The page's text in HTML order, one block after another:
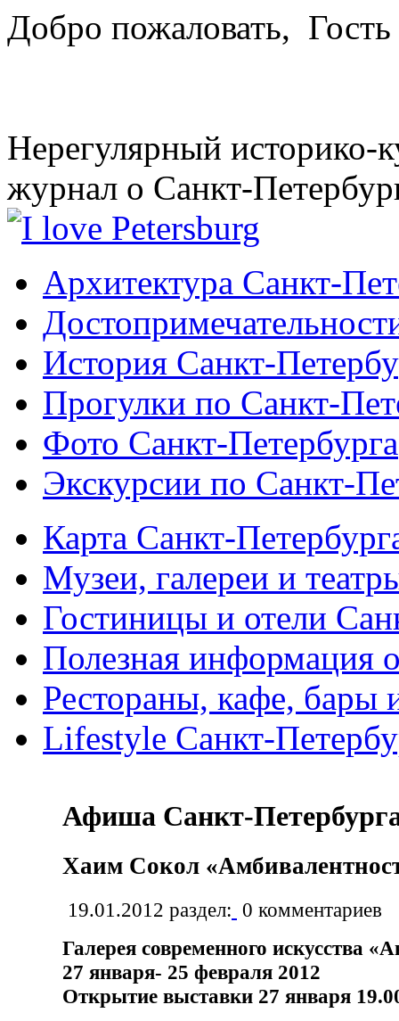
Добро пожаловать, Гость
Нерегулярный историко-
журнал о Санкт-
Архитектура Санкт-
История Санкт-
Прогулки по Санкт-
Фото Санкт-Петербурга
Экскурсии по Санкт-
Карта Санкт-
Музеи, галереи и
Гостиницы и отели
Полезная информация
Рестораны, кафе, бары
Lifestyle Санкт-
Афиша Санкт-
Хаим Сокол
19.01.2012 раздел: 0 комментариев
Галерея современного искусства
27 января- 25 февраля 2012
Открытие выставки 27 января